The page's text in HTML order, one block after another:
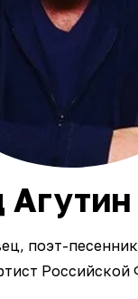
Агутин
поэт-
Российской